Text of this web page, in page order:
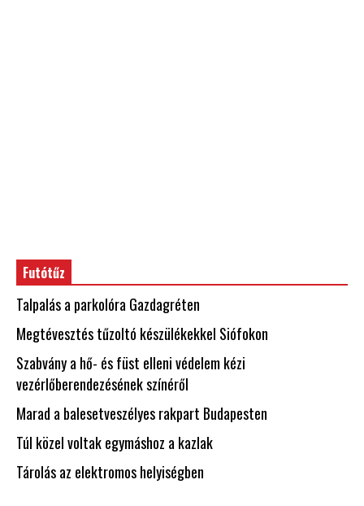
Futótűz
Talpalás a parkolóra Gazdagréten
Megtévesztés tűzoltó készülékekkel Siófokon
Szabvány a hő- és füst elleni védelem kézi
vezérlőberendezésének színéről
Marad a balesetveszélyes rakpart Budapesten
Túl közel voltak egymáshoz a kazlak
Tárolás az elektromos helyiségben